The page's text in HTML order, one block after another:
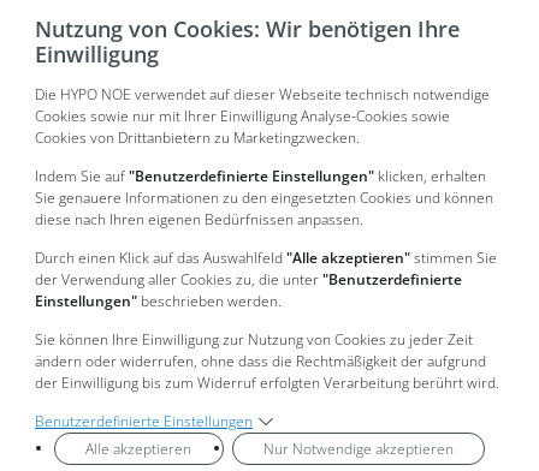
Nutzung von Cookies: Wir benötigen Ihre
Einwilligung
Die HYPO NOE verwendet auf dieser Webseite technisch notwendige
Cookies sowie nur mit Ihrer Einwilligung Analyse-Cookies sowie
Cookies von Drittanbietern zu Marketingzwecken.
Indem Sie auf"Benutzerdefinierte Einstellungen" klicken, erhalten
Sie genauere Informationen zu den eingesetzten Cookies und können
diese nach Ihren eigenen Bedürfnissen anpassen.
Durch einen Klick auf das Auswahlfeld "Alle akzeptieren"stimmen Sie
der Verwendung aller Cookies zu, die unter"Benutzerdefinierte
Einstellungen" beschrieben werden.
Sie können Ihre Einwilligung zur Nutzung von Cookies zu jeder Zeit
ändern oder widerrufen, ohne dass die Rechtmäßigkeit der aufgrund
der Einwilligung bis zum Widerruf erfolgten Verarbeitung berührt wird.
Benutzerdefinierte Einstellungen
Alle akzeptieren
Nur Notwendige akzeptieren